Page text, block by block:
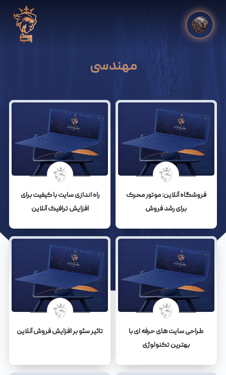
مهندسی
فروشگاه آنلاین: موتور محرک
برای رشد فروش
راه اندازی سایت با کیفیت برای
افزایش ترافیک آنلاین
طراحی سایت های حرفه ای با
بهترین تکنولوژی
تاثیر سئو بر افزایش فروش آنلاین